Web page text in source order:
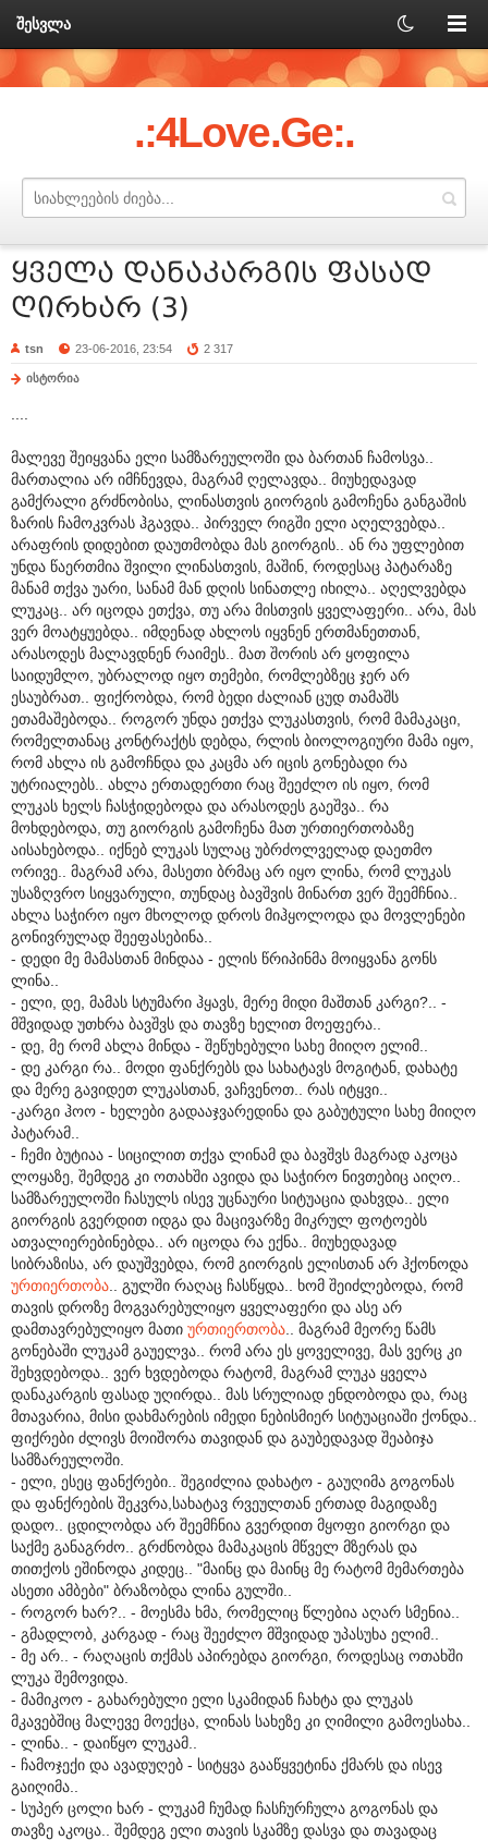
შესვლა
.:4Love.Ge:.
ყველა დანაკარგის ფასად
ღირხარ (3)
tsn 23-06-2016, 23:54 2 317
ისტორია
მალევე შეიყვანა ელი სამზარეულოში და ბართან ჩამოსვა..
მართალია არ იმჩნევდა, მაგრამ ღელავდა.. მიუხედავად
გამქრალი გრძნობისა, ლინასთვის გიორგის გამოჩენა განგაშის
ზარის ჩამოკვრას ჰგავდა.. პირველ რიგში ელი აღელვებდა..
არაფრის დიდებით დაუთმობდა მას გიორგის.. ან რა უფლებით
უნდა წაერთმია შვილი ლინასთვის, მაშინ, როდესაც პატარაზე
მანამ თქვა უარი, სანამ მან დღის სინათლე იხილა.. აღელვებდა
ლუკაც.. არ იცოდა ეთქვა, თუ არა მისთვის ყველაფერი.. არა, მას
ვერ მოატყუებდა.. იმდენად ახლოს იყვნენ ერთმანეთთან,
არასოდეს მალავდნენ რაიმეს.. მათ შორის არ ყოფილა
საიდუმლო, უბრალოდ იყო თემები, რომლებზეც ჯერ არ
ესაუბრათ.. ფიქრობდა, რომ ბედი ძალიან ცუდ თამაშს
ეთამაშებოდა.. როგორ უნდა ეთქვა ლუკასთვის, რომ მამაკაცი,
რომელთანაც კონტრაქტს დებდა, რლის ბიოლოგიური მამა იყო,
რომ ახლა ის გამოჩნდა და კაცმა არ იცის გონებადი რა
უტრიალებს.. ახლა ერთადერთი რაც შეეძლო ის იყო, რომ
ლუკას ხელს ჩასჭიდებოდა და არასოდეს გაეშვა.. რა
მოხდებოდა, თუ გიორგის გამოჩენა მათ ურთიერთობაზე
აისახებოდა.. იქნებ ლუკას სულაც უბრძოლველად დაეთმო
ორივე.. მაგრამ არა, მასეთი ბრმაც არ იყო ლინა, რომ ლუკას
უსაზღვრო სიყვარული, თუნდაც ბავშვის მინართ ვერ შეემჩნია..
ახლა საჭირო იყო მხოლოდ დროს მიჰყოლოდა და მოვლენები
გონივრულად შეეფასებინა..
- დედი მე მამასთან მინდაა - ელის წრიპინმა მოიყვანა გონს
ლინა..
- ელი, დე, მამას სტუმარი ჰყავს, მერე მიდი მაშთან კარგი?.. -
მშვიდად უთხრა ბავშვს და თავზე ხელით მოეფერა..
- დე, მე რომ ახლა მინდა - შეწუხებული სახე მიიღო ელიმ..
- დე კარგი რა.. მოდი ფანქრებს და სახატავს მოგიტან, დახატე
და მერე გავიდეთ ლუკასთან, ვაჩვენოთ.. რას იტყვი..
-კარგი ჰოო - ხელები გადააჯვარედინა და გაბუტული სახე მიიღო
პატარამ..
- ჩემი ბუტიაა - სიცილით თქვა ლინამ და ბავშვს მაგრად აკოცა
ლოყაზე, შემდეგ კი ოთახში ავიდა და საჭირო ნივთებიც აიღო..
სამზარეულოში ჩასულს ისევ უცნაური სიტუაცია დახვდა.. ელი
გიორგის გვერდით იდგა და მაცივარზე მიკრულ ფოტოებს
ათვალიერებინებდა.. არ იცოდა რა ექნა.. მიუხედავად
სიბრაზისა, არ დაუშვებდა, რომ გიორგის ელისთან არ ჰქონოდა
ურთიერთობა .. გულში რაღაც ჩასწყდა.. ხომ შეიძლებოდა, რომ
თავის დროზე მოგვარებულიყო ყველაფერი და ასე არ
დამთავრებულიყო მათი ურთიერთობა .. მაგრამ მეორე წამს
გონებაში ლუკამ გაუელვა.. რომ არა ეს ყოველივე, მას ვერც კი
შეხვდებოდა.. ვერ ხვდებოდა რატომ, მაგრამ ლუკა ყველა
დანაკარგის ფასად უღირდა.. მას სრულიად ენდობოდა და, რაც
მთავარია, მისი დახმარების იმედი ნებისმიერ სიტუაციაში ქონდა..
ფიქრები ძლივს მოიშორა თავიდან და გაუბედავად შეაბიჯა
სამზარეულოში.
- ელი, ესეც ფანქრები.. შეგიძლია დახატო - გაუღიმა გოგონას
და ფანქრების შეკვრა,სახატავ რვეულთან ერთად მაგიდაზე
დადო.. ცდილობდა არ შეემჩნია გვერდით მყოფი გიორგი და
საქმე განაგრძო.. გრძნობდა მამაკაცის მწველ მზერას და
თითქოს ეშინოდა კიდეც.. "მაინც და მაინც მე რატომ მემართება
ასეთი ამბები" ბრაზობდა ლინა გულში..
- როგორ ხარ?.. - მოესმა ხმა, რომელიც წლებია აღარ სმენია..
- გმადლობ, კარგად - რაც შეეძლო მშვიდად უპასუხა ელიმ..
- მე არ.. - რაღაცის თქმას აპირებდა გიორგი, როდესაც ოთახში
ლუკა შემოვიდა.
- მამიკოო - გახარებული ელი სკამიდან ჩახტა და ლუკას
მკავებშიც მალევე მოექცა, ლინას სახეზე კი ღიმილი გამოესახა..
- ლინა.. - დაიწყო ლუკამ..
- ჩამოჯექი და ავადუღებ - სიტყვა გააწყვეტინა ქმარს და ისევ
გაიღიმა..
- სუპერ ცოლი ხარ - ლუკამ ჩუმად ჩასჩურჩულა გოგონას და
თავზე აკოცა.. შემდეგ ელი თავის სკამზე დასვა და თავადაც